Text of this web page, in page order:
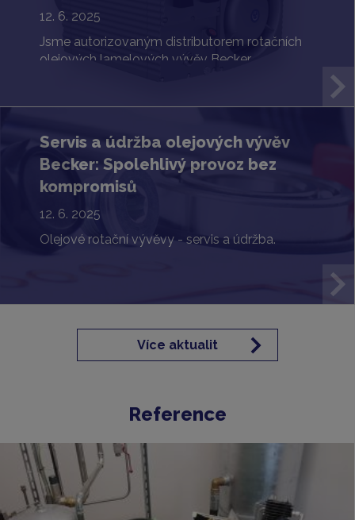
12. 6. 2025
Jsme autorizovaným distributorem rotačních
olejových lamelových vývěv Becker.
Servis a údržba olejových vývěv
Becker: Spolehlivý provoz bez
kompromisů
12. 6. 2025
Olejové rotační vývěvy - servis a údržba.
Více aktualit
Reference